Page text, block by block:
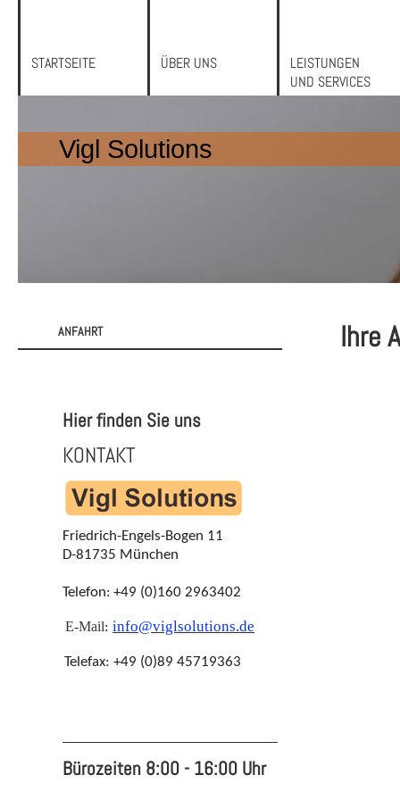
STARTSEITE ÜBER UNS
LEISTUNGEN
UND SERVICES
Vigl Solutions
ANFAHRT
Hier finden Sie uns
KONTAKT
Friedrich-Engels-Bogen 11
D-81735 München
Telefon: +49 (0)160 2963402
E-Mail: info@viglsolutions.de
Telefax: +49 (0)89 45719363
Bürozeiten 8:00 - 16:00 Uhr
Ihre